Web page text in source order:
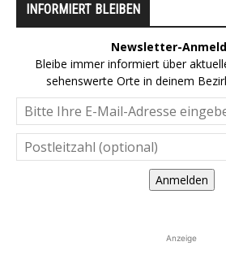
INFORMIERT BLEIBEN
Newsletter-
Bleibe immer informiert über
sehenswerte Orte in deinem
Anmelden
Anzeige